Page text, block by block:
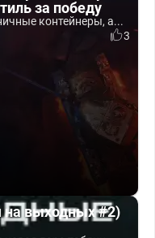
за победу
контейнеры, а...
3
на выходных #2)